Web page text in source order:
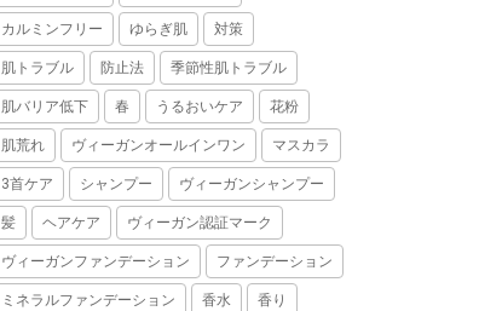
カルミンフリー ゆらぎ肌 対策
肌トラブル 防止法 季節性肌トラブル
肌バリア低下 春 うるおいケア 花粉
肌荒れ ヴィーガンオールインワン マスカラ
3首ケア シャンプー ヴィーガンシャンプー
髪 ヘアケア ヴィーガン認証マーク
ヴィーガンファンデーション ファンデーション
ミネラルファンデーション 香水 香り